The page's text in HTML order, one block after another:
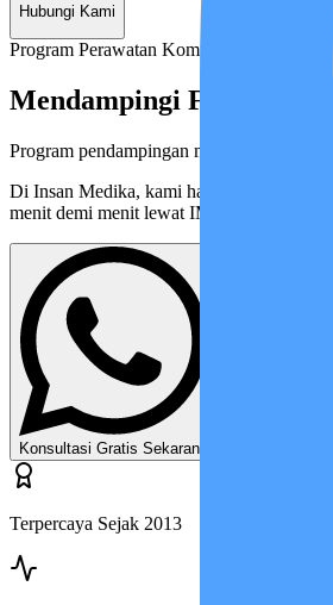
Hubungi Kami
Program Perawatan Komplikasi Berat
Mendampingi Fase
Program pendampingan medis tingkat
Di Insan Medika, kami hadir jauh lebih
menit demi menit lewat IMCIS™, hingga
Konsultasi Gratis Sekarang
Terpercaya Sejak 2013